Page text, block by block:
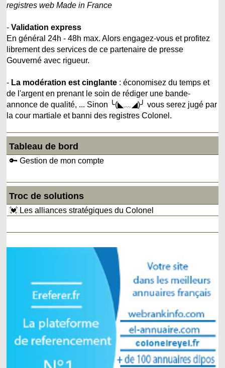
registres web Made in France
-Validation express
En général 24h - 48h max. Alors engagez-vous et profitez
librement des services de ce partenaire de presse
Gouverné avec rigueur.
- La modération est cinglante : économisez du temps et
de l'argent en prenant le soin de rédiger une bande-
annonce de qualité, ... Sinon ╰(◣﹏◢)╯ vous serez jugé par
la cour martiale et banni des registres Colonel.
Tableau de bord
🔑 Gestion de mon compte
Troc de solutions
💓 Les alliances stratégiques du Colonel